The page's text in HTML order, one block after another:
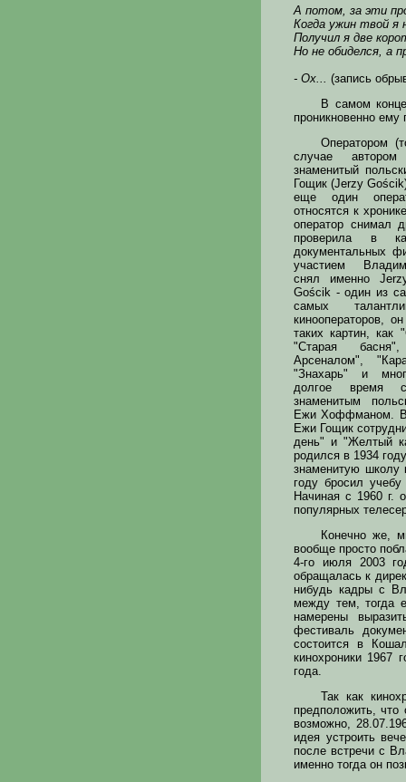
А потом, за эти
Когда ужин твой я
Получил я две
Но не обиделся, а
- Ох... (запись
В самом
проникновенно ему
Оператором
случае
знаменитый
Гощик (Jerzy
еще один
относятся к
оператор снимал
проверила в
документальных
участием
снял именно
Gościk - один из
самых
кинооператоров,
таких картин,
"Старая
Арсеналом",
"Знахарь" и
долгое время
знаменитым
Ежи Хоффманом. В
Ежи Гощик
день" и "Желтый
родился в 1934
знаменитую школу
году бросил
Начиная с 1960 г.
популярных
Конечно же,
вообще просто
4-го июля 2003
обращалась к
нибудь кадры с
между тем, тогда
намерены
фестиваль
состоится в
кинохроники 1967
года.
Так как
предположить,
возможно,
идея устроить
после встречи с
именно тогда он